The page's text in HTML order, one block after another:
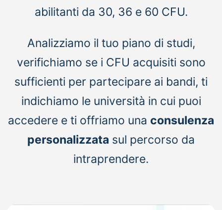
abilitanti da 30, 36 e 60 CFU.
Analizziamo il tuo piano di studi,
verifichiamo se i CFU acquisiti sono
sufficienti per partecipare ai bandi, ti
indichiamo le università in cui puoi
accedere e ti offriamo una consulenza
personalizzata sul percorso da
intraprendere.